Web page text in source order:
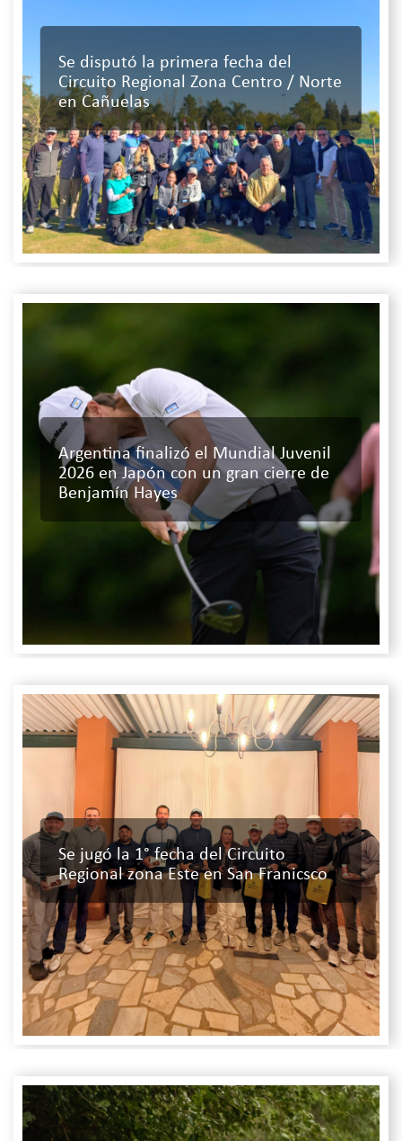
Se disputó la primera fecha del
Circuito Regional Zona Centro / Norte
en Cañuelas
Argentina finalizó el Mundial Juvenil
2026 en Japón con un gran cierre de
Benjamín Hayes
Se jugó la 1° fecha del Circuito
Regional zona Este en San Franicsco